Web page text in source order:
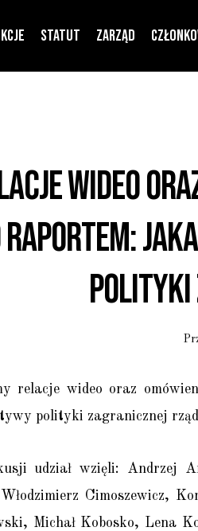
Statut Zarząd
Wideo
Raportem:
Polityki
relacje wideo oraz
polityki zagranicznej
udział wzięli: Andrzej
Cimoszewicz,
Michał Kobosko, Lena